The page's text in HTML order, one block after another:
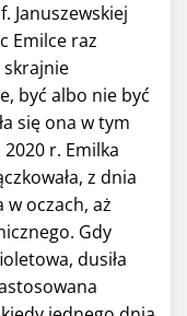
Januszewskiej
Emilce raz
skrajnie
być albo nie być
się ona w tym
r. Emilka
z dnia
w oczach, aż
Gdy
dusiła